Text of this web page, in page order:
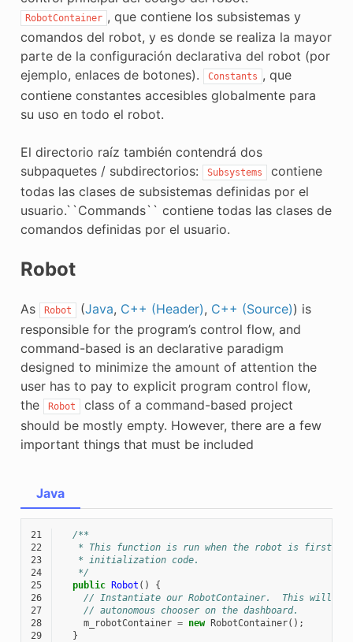
RobotContainer , que contiene los subsistemas y
comandos del robot, y es donde se realiza la mayor
parte de la configuración declarativa del robot (por
ejemplo, enlaces de botones).
Constants , que
contiene constantes accesibles globalmente para
su uso en todo el robot.
El directorio raíz también contendrá dos
subpaquetes / subdirectorios:
Subsystems
contiene
todas las clases de subsistemas definidas por el
usuario.``Commands`` contiene todas las clases de
comandos definidas por el usuario.
Robot
As Robot (Java, C++ (Header), C++ (Source)) is
responsible for the program’s control flow, and
command-based is an declarative paradigm
designed to minimize the amount of attention the
user has to pay to explicit program control flow,
the
Robot
class of a command-based project
should be mostly empty. However, there are a few
important things that must be included
Java
21
/**
22
* This function is run when the robot is first
23
   * initialization code.
24
   */
25
public Robot ()
{
26
// Instantiate our RobotContainer.  This will
27
// autonomous chooser on the dashboard.
28
m_robotContainer = new RobotContainer();
29
}